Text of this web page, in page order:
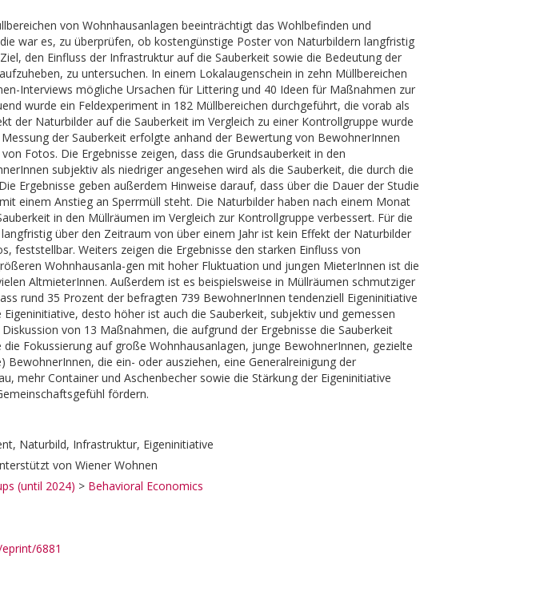
von Wohnhausanlagen beeinträchtigt das Wohlbefinden und
war es, zu überprüfen, ob kostengünstige Poster von Naturbildern langfristig
den Einfluss der Infrastruktur auf die Sauberkeit sowie die Bedeutung der
zu untersuchen. In einem Lokalaugenschein in zehn Müllbereichen
Interviews mögliche Ursachen für Littering und 40 Ideen für Maßnahmen zur
wurde ein Feldexperiment in 182 Müllbereichen durchgeführt, die vorab als
der Naturbilder auf die Sauberkeit im Vergleich zu einer Kontrollgruppe wurde
der Sauberkeit erfolgte anhand der Bewertung von BewohnerInnen
Fotos. Die Ergebnisse zeigen, dass die Grundsauberkeit in den
subjektiv als niedriger angesehen wird als die Sauberkeit, die durch die
Ergebnisse geben außerdem Hinweise darauf, dass über die Dauer der Studie
einem Anstieg an Sperrmüll steht. Die Naturbilder haben nach einem Monat
in den Müllräumen im Vergleich zur Kontrollgruppe verbessert. Für die
über den Zeitraum von über einem Jahr ist kein Effekt der Naturbilder
feststellbar. Weiters zeigen die Ergebnisse den starken Einfluss von
Wohnhausanla-gen mit hoher Fluktuation und jungen MieterInnen ist die
AltmieterInnen. Außerdem ist es beispielsweise in Müllräumen schmutziger
rund 35 Prozent der befragten 739 BewohnerInnen tendenziell Eigeninitiative
desto höher ist auch die Sauberkeit, subjektiv und gemessen
von 13 Maßnahmen, die aufgrund der Ergebnisse die Sauberkeit
Fokussierung auf große Wohnhausanlagen, junge BewohnerInnen, gezielte
die ein- oder ausziehen, eine Generalreinigung der
mehr Container und Aschenbecher sowie die Stärkung der Eigeninitiative
fördern.
Naturbild, Infrastruktur, Eigeninitiative
von Wiener Wohnen
(until 2024) > Behavioral Economics
6881